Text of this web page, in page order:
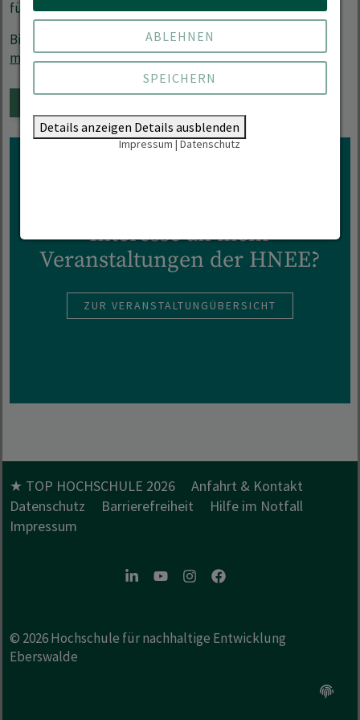
für Ihre Fragen.
Bitte melden Sie sich mit einer kurzen E-Mail an
master(at)hnee.dean.
Interesse an mehr
Veranstaltungen der HNEE?
ZUR VERANSTALTUNGÜBERSICHT
★ TOP HOCHSCHULE 2026
Anfahrt & Kontakt
Datenschutz
Barrierefreiheit
Hilfe im Notfall
Impressum
LinkedInYoutubeInstagramFacebook
© 2026Hochschule für nachhaltige Entwicklung
Eberswalde
ABLEHNEN
SPEICHERN
Details anzeigen Details ausblenden
Impressum|Datenschutz